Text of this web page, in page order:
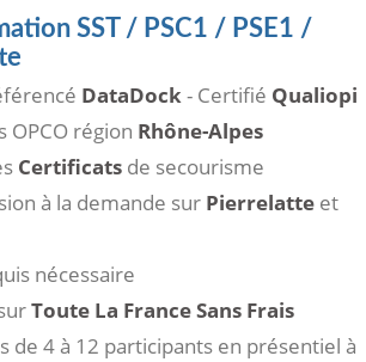
SST / PSC1 / PSE1 /
DataDock- Certifié Qualiopi
OPCO région Rhône-Alpes
Certificats de secourisme
à la demande sur Pierrelatte et
nécessaire
Toute La France Sans Frais
de 4 à 12 participants en présentiel à